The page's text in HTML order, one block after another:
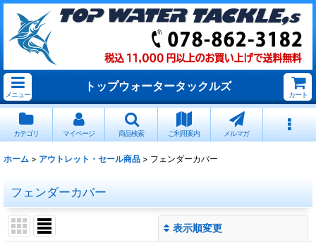
メニュー
トップウォータータックルズ
カート
カテゴリ マイページ 商品検索 ご利用案内 メルマガ
ホーム > アウトレット・セール商品 > フェンダーカバー
フェンダーカバー
表示順変更